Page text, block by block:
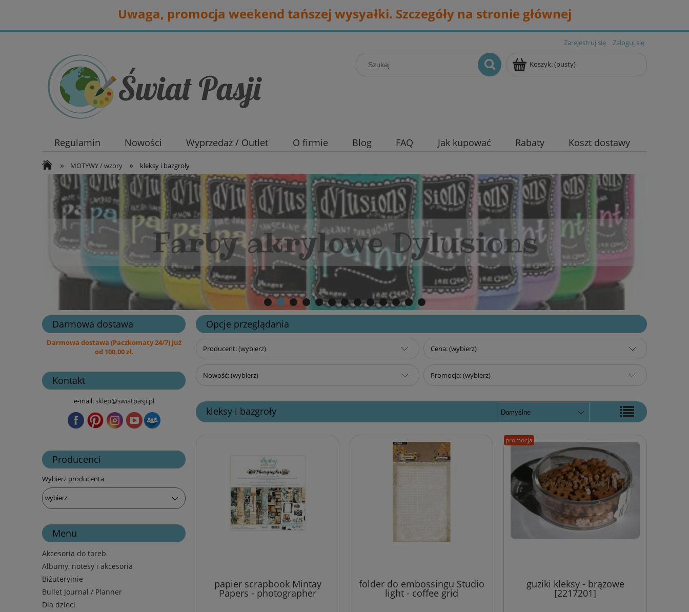
Uwaga, promocja weekend tańszej wysyałki. Szczegóły na stronie głównej
Zarejestruj się Zaloguj się
Koszyk:(pusty)
Regulamin Nowości Wyprzedaż / Outlet O firmie Blog FAQ Jak kupować Rabaty Koszt dostawy
» MOTYWY / wzory » kleksy i bazgroły
Darmowa dostawa
Darmowa dostawa (Paczkomaty 24/7) już
od 100,00 zł.
Kontakt
e-mail:sklep@swiatpasji.pl
Producenci
Wybierz producenta
Menu
Akcesoria do toreb
Albumy, notesy i akcesoria
Biżuteryjnie
Bullet Journal / Planner
Dla dzieci
Opcje przeglądania
Producent: (wybierz) Cena: (wybierz)
Nowość: (wybierz) Promocja: (wybierz)
kleksy i bazgroły
papier scrapbook Mintay
Papers - photographer
[zestaw 8"x8"]
folder do embossingu Studio
light - coffee grid
guziki kleksy - brązowe
[2217201]
promocja